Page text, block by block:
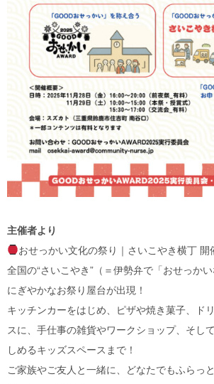
主催者より
おせっかい文化の祭り｜さいこやき横丁 開
全国の“さいこやき”（＝伊勢弁で「おせっかい
にぎやかなお祭り屋台が出現！
キッチンカーをはじめ、ピザや焼き菓子、ド
スに、手仕事の雑貨やワークショップ、そし
しめるキッズスペースまで！
ご家族やご友人と一緒に、どなたでもふらっ